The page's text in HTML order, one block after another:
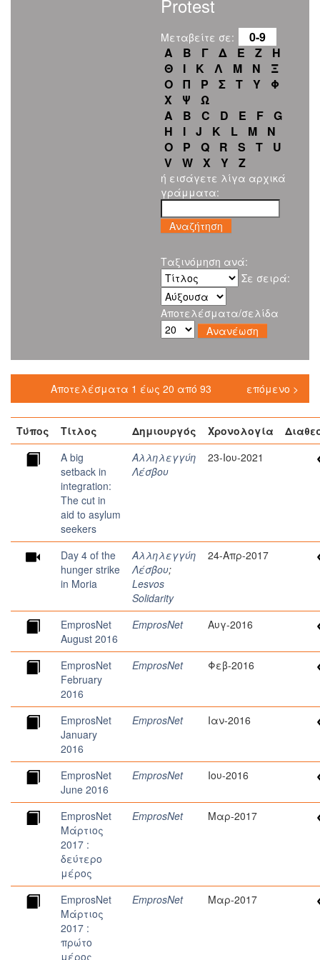
Protest
Μεταβείτε σε:
0-9
Α
Β Γ Δ Ε Ζ
Η
Θ
Ι Κ Λ Μ Ν
Ξ
Ο
Π Ρ Σ Τ Υ
Φ
Χ
Ψ
Ω
A
B C D E F
G
H
I J K L M
N
O
P Q R S T
U
V
W X Y Z
ή εισάγετε λίγα αρχικά
γράμματα:
Ταξινόμηση ανά:
Σε σειρά:
Αποτελέσματα/σελίδα
Αποτελέσματα 1 έως 20 από 93 επόμενο >
Τύπος Τίτλος Δημιουργός Χρονολογία
A big
setback in
integration:
The cut in
aid to asylum
seekers
Αλληλεγγύη
Λέσβου
23-Ιου-2021
Day 4 of the
hunger strike
in Moria
Αλληλεγγύη
Λέσβου;
Lesvos
Solidarity
24-Απρ-2017
EmprosNet
August 2016
EmprosNet Αυγ-2016
EmprosNet
February
2016
EmprosNet Φεβ-2016
EmprosNet
January
2016
EmprosNet Ιαν-2016
EmprosNet
June 2016
EmprosNet Ιου-2016
EmprosNet
Mάρτιος
2017 :
δεύτερο
μέρος
EmprosNet Μαρ-2017
EmprosNet
Mάρτιος
2017 :
πρώτο
μέρος
EmprosNet Μαρ-2017